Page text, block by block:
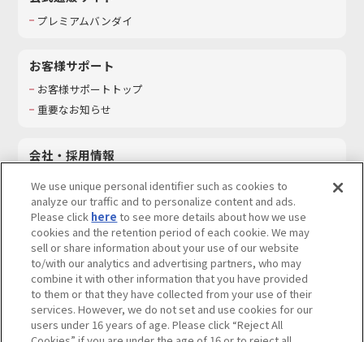
プレミアムバンダイ
お客様サポート
お客様サポートトップ
重要なお知らせ
会社・採用情報
採用情報
サステナビリティ
お問い合わせ
ウェブサイトご利用条件 ソーシャルメディアポリシー
個人情報及び特定個人情報等の取り扱いに関する保護方針
We use unique personal identifier such as cookies to
analyze our traffic and to personalize content and ads.
Please click here to see more details about how we use
cookies and the retention period of each cookie. We may
sell or share information about your use of our website
to/with our analytics and advertising partners, who may
combine it with other information that you have provided
to them or that they have collected from your use of their
services. However, we do not set and use cookies for our
users under 16 years of age. Please click “Reject All